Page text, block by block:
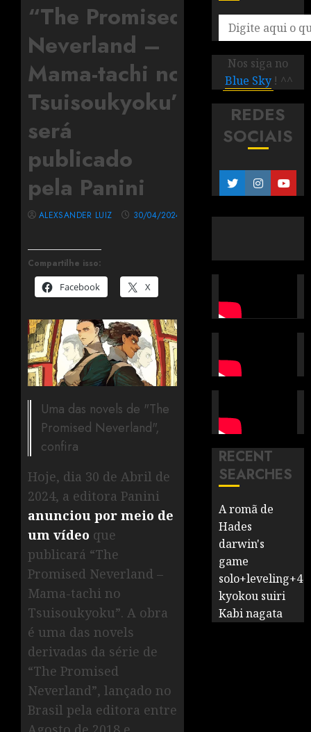
“The Promised
Neverland –
Mama-tachi no
Tsuisoukyoku”
será
publicado
pela Panini
Compartilhe isso:
Facebook
X
ALEXSANDER LUIZ 30/04/2024
Uma das novels de "The
Promised Neverland",
confira
Hoje, dia 30 de Abril de
2024, a editora Panini
anunciou por meio de
um vídeo que
publicará “The
Promised Neverland –
Mama-tachi no
Tsuisoukyoku”. A obra
é uma das novels
derivadas da série de
“The Promised
Neverland”, lançado no
Brasil pela editora entre
Nos siga no
Blue Sky ! ^^
REDES
SOCIAIS
RECENT
SEARCHES
A romã de
Hades
darwin's
game
solo+leveling+4
kyokou suiri
Kabi nagata